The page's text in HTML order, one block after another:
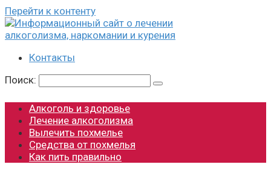
Перейти к контенту
Контакты
Поиск:
Алкоголь и здоровье
Лечение алкоголизма
Вылечить похмелье
Средства от похмелья
Как пить правильно